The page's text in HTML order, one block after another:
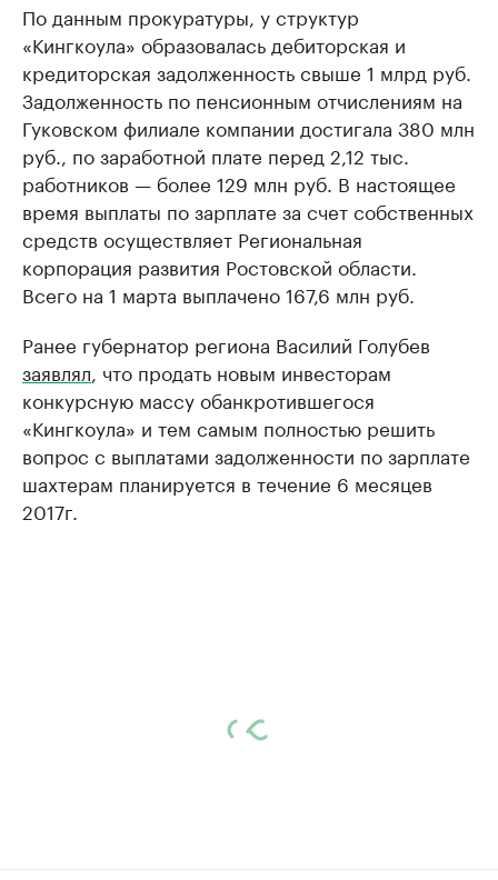
По данным прокуратуры, у структур
«Кингкоула» образовалась дебиторская и
кредиторская задолженность свыше 1 млрд руб.
Задолженность по пенсионным отчислениям на
Гуковском филиале компании достигала 380 млн
руб., по заработной плате перед 2,12 тыс.
работников — более 129 млн руб. В настоящее
время выплаты по зарплате за счет собственных
средств осуществляет Региональная
корпорация развития Ростовской области.
Всего на 1 марта выплачено 167,6 млн руб.
Ранее губернатор региона Василий Голубев
заявлял , что продать новым инвесторам
конкурсную массу обанкротившегося
«Кингкоула» и тем самым полностью решить
вопрос с выплатами задолженности по зарплате
шахтерам планируется в течение 6 месяцев
2017г.